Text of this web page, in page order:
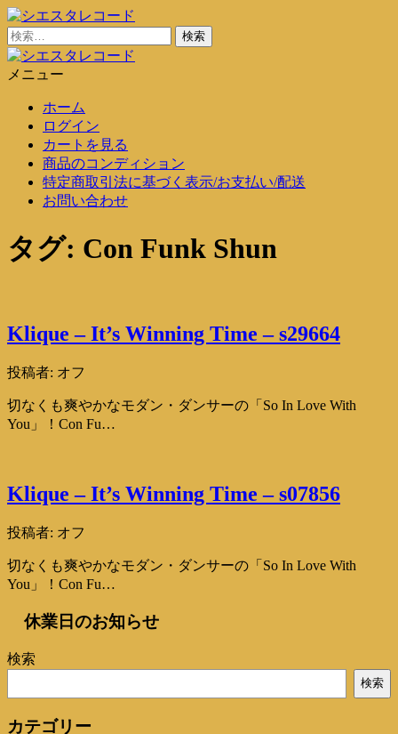
コ
ン
テ
ン
シエスタレコード
中古レコード通販
検
索:
メニュー
ホーム
ログイン
カートを見る
商品のコンディション
特定商取引法に基づく表示/お支払い/配送
お問い合わせ
タグ: Con Funk Shun
Klique – It’s Winning Time – s29664
投稿者: オフ
切なくも爽やかなモダン・ダンサーの「So In Love With
You」！Con Fu…
Klique – It’s Winning Time – s07856
投稿者: オフ
切なくも爽やかなモダン・ダンサーの「So In Love With
You」！Con Fu…
休業日のお知らせ
検索
検索
カテゴリー